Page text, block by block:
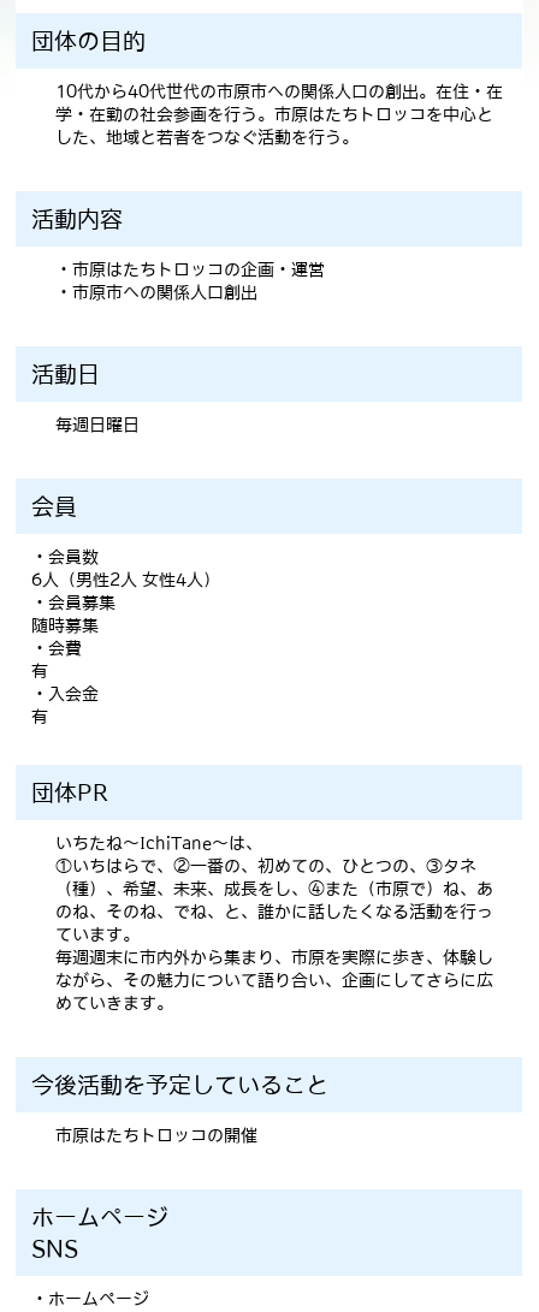
団体の目的
10代から40代世代の市原市への関係人口の創出。在住・在
学・在勤の社会参画を行う。市原はたちトロッコを中心と
した、地域と若者をつなぐ活動を行う。
活動内容
・市原はたちトロッコの企画・運営
・市原市への関係人口創出
活動日
毎週日曜日
会員
・会員数
6人（男性2人 女性4人）
・会員募集
随時募集
・会費
有
・入会金
有
団体PR
いちたね〜IchiTane〜は、
①いちはらで、②一番の、初めての、ひとつの、③タネ
（種）、希望、未来、成長をし、④また（市原で）ね、あ
のね、そのね、でね、と、誰かに話したくなる活動を行っ
ています。
毎週週末に市内外から集まり、市原を実際に歩き、体験し
ながら、その魅力について語り合い、企画にしてさらに広
めていきます。
今後活動を予定していること
市原はたちトロッコの開催
ホームページ
SNS
・ホームページ